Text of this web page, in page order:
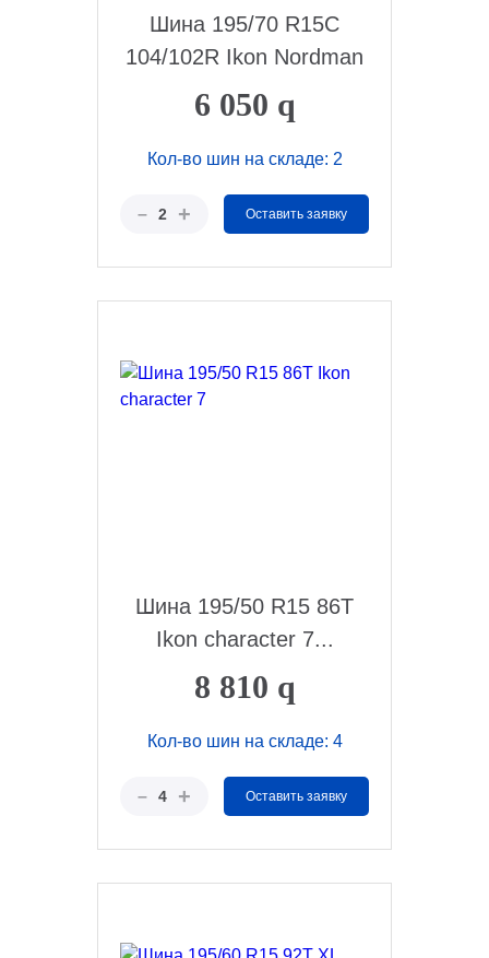
Шина 195/70 R15C
104/102R Ikon Nordman
6 050 q
Кол-во шин на складе: 2
– 2 + Оставить заявку
Шина 195/50 R15 86T
Ikon character 7...
8 810 q
Кол-во шин на складе: 4
– 4 + Оставить заявку